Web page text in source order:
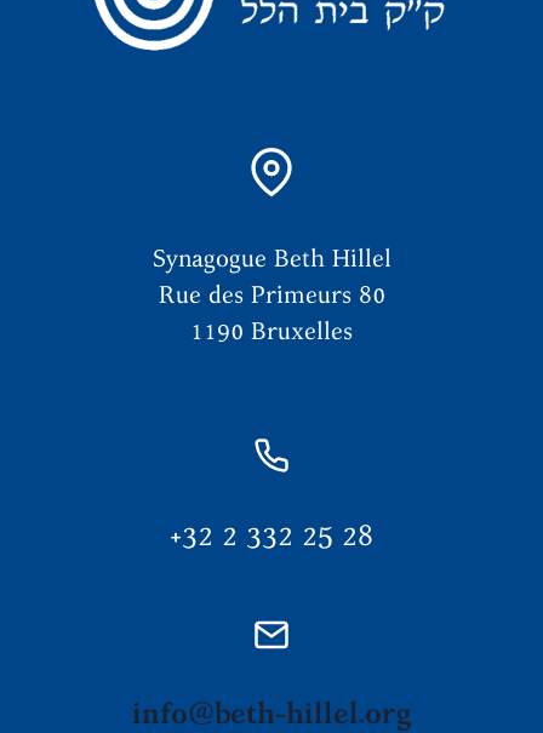
Synagogue Beth Hillel
Rue des Primeurs 80
1190 Bruxelles
+32 2 332 25 28
info@beth-hillel.org